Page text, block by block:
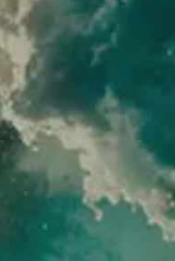
Londres
experiencias y ciudades
São Paulo
exposiciones
Seúl
recorridos por la ciudad